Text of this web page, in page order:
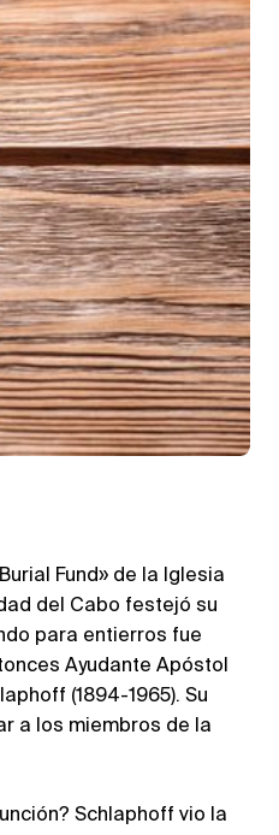
Fund» de la Iglesia
del Cabo festejó su
para entierros fue
Ayudante Apóstol
(1894-1965). Su
a los miembros de la
Schlaphoff vio la